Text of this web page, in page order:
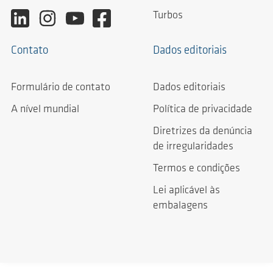
Turbos
Contato
Formulário de contato
A nível mundial
Dados editoriais
Dados editoriais
Política de privacidade
Diretrizes da denúncia
de irregularidades
Termos e condições
Lei aplicável às
embalagens